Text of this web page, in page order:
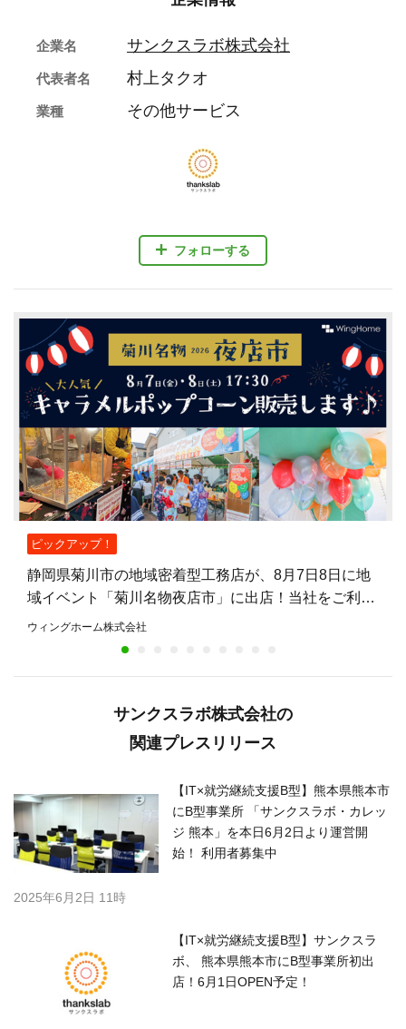
フォローする
企業名 サンクスラボ株式会社
代表者名 村上タクオ
業種 その他サービス
ピックアップ！
静岡県菊川市の地域密着型工務店が、8月7日8日に地
域イベント「菊川名物夜店市」に出店！当社をご利用
いただいたお客さま（OBさん）との交流などを通
し、地域を活性化
ウィングホーム株式会社
サンクスラボ株式会社の
関連プレスリリース
【IT×就労継続支援B型】熊本県熊本市
にB型事業所 「サンクスラボ・カレッ
ジ 熊本」を本日6月2日より運営開
始！ 利用者募集中
2025年6月2日 11時
【IT×就労継続支援B型】サンクスラ
ボ、 熊本県熊本市にB型事業所初出
店！6月1日OPEN予定！